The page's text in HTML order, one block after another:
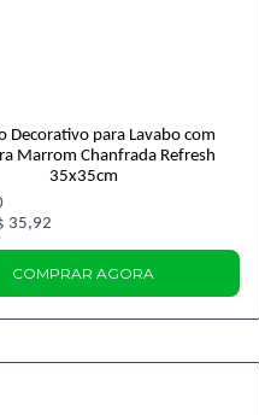
Decorativo para Lavabo com
Marrom Chanfrada Refresh
35x35cm
35,92
COMPRAR AGORA